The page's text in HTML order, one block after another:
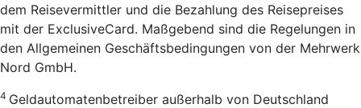
dem Reisevermittler und die Bezahlung des Reisepreises
mit der ExclusiveCard. Maßgebend sind die Regelungen in
den Allgemeinen Geschäftsbedingungen von der Mehrwerk
Nord GmbH.
4 Geldautomatenbetreiber außerhalb von Deutschland